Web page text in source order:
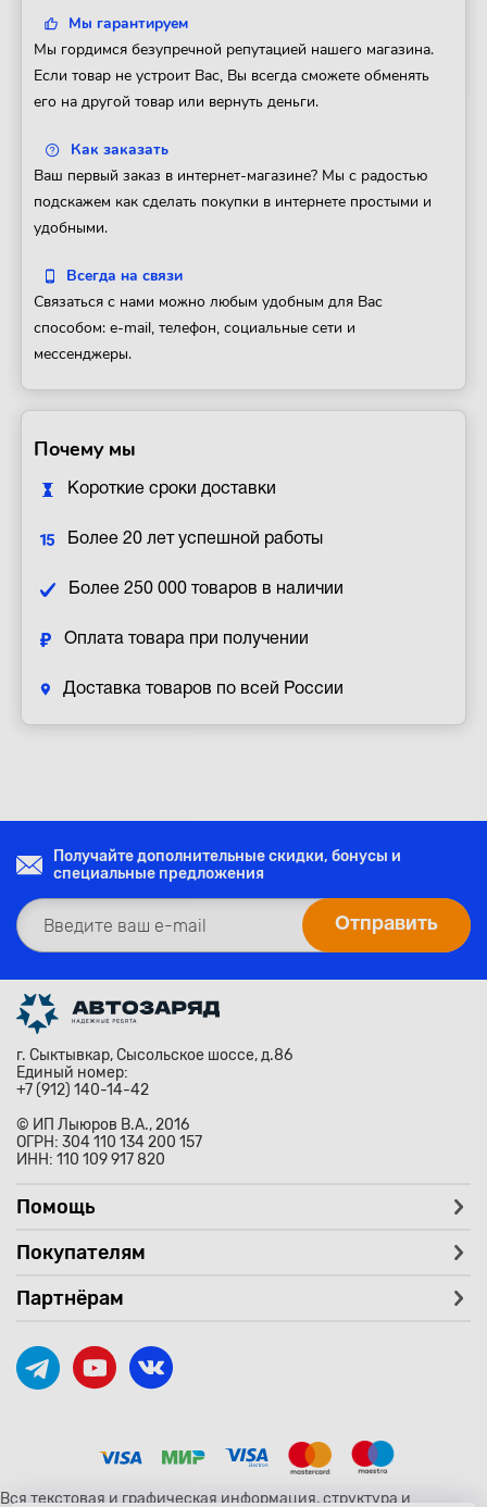
Мы гарантируем
Мы гордимся безупречной репутацией нашего магазина.
Если товар не устроит Вас, Вы всегда сможете обменять
его на другой товар или вернуть деньги.
Как заказать
Ваш первый заказ в интернет-магазине? Мы с радостью
подскажем как сделать покупки в интернете простыми и
удобными.
Всегда на связи
Связаться с нами можно любым удобным для Вас
способом: e-mail, телефон, социальные сети и
мессенджеры.
Почему мы
Короткие сроки доставки
Более 20 лет успешной работы
Более 250 000 товаров в наличии
Оплата товара при получении
Доставка товаров по всей России
Получайте дополнительные скидки, бонусы и
специальные предложения
г. Сыктывкар, Сысольское шоссе, д.86
Единый номер:
+7 (912) 140-14-42
© ИП Лыюров В.А., 2016
ОГРН: 304 110 134 200 157
ИНН: 110 109 917 820
Помощь
Покупателям
Партнёрам
Вся текстовая и графическая информация, структура и